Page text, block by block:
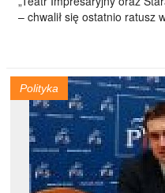
– chwalił się ostatnio ratusz
Polityka